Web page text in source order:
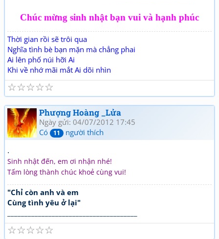
Chúc mừng sinh nhật bạn vui và hạnh phúc
Thời gian rồi sẽ trôi qua
Nghĩa tình bè bạn mặn mà chẳng phai
Ai lên phố núi hỡi Ai
Khi về nhớ mãi mắt Ai dõi nhìn
☆
☆
☆
☆
☆
Phượng Hoàng _Lửa
Ngày gửi: 04/07/2012 17:45
Có
11 người thích
.
Sinh nhật đến, em ơi nhận nhé!
Tấm lòng thành chúc khoẻ cùng vui!
"Chỉ còn anh và em
Cùng tình yêu ở lại"
☆
☆
☆
☆
☆